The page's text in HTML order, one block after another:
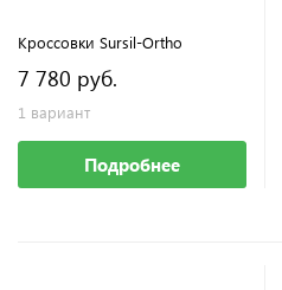
Кроссовки Sursil-Ortho
7 780 руб.
1 вариант
Подробнее